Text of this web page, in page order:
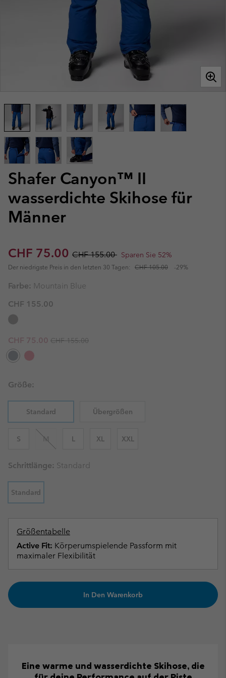
Shafer Canyon™ II
wasserdichte Skihose für
Männer
Sale price:
CHF 75.00 Regular price:
CHF 155.00 Sparen Sie 52%
Der niedrigste Preis in den letzten 30 Tagen: CHF 105.00 -29%
Farbe: Mountain Blue
CHF 155.00
Sale price:
CHF 75.00 Regular price:
CHF 155.00
Größe:
Standard Übergrößen
S M L XL XXL
Schrittlänge: Standard
Standard
Größentabelle
Active Fit: Körperumspielende Passform mit
maximaler Flexibilität
In Den Warenkorb
Eine warme und wasserdichte Skihose, die